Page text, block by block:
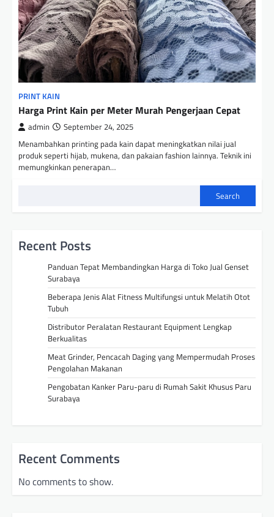
PRINT KAIN
Harga Print Kain per Meter Murah Pengerjaan Cepat
admin September 24, 2025
Menambahkan printing pada kain dapat meningkatkan nilai jual
produk seperti hijab, mukena, dan pakaian fashion lainnya. Teknik ini
memungkinkan penerapan…
Search
Recent Posts
Panduan Tepat Membandingkan Harga di Toko Jual Genset
Surabaya
Beberapa Jenis Alat Fitness Multifungsi untuk Melatih Otot
Tubuh
Distributor Peralatan Restaurant Equipment Lengkap
Berkualitas
Meat Grinder, Pencacah Daging yang Mempermudah Proses
Pengolahan Makanan
Pengobatan Kanker Paru-paru di Rumah Sakit Khusus Paru
Surabaya
Recent Comments
No comments to show.